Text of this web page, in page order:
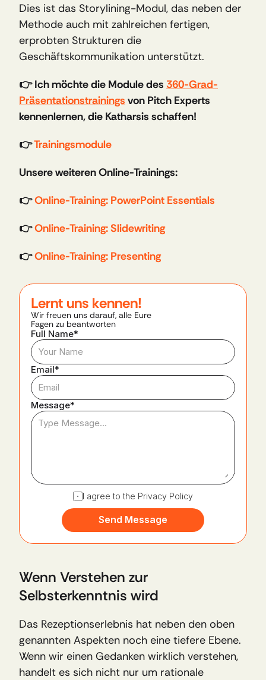
Dies ist das Storylining-Modul, das neben der
Methode auch mit zahlreichen fertigen,
erprobten Strukturen die
Geschäftskommunikation unterstützt.
👉 Ich möchte die Module des 360-Grad-
Präsentationstrainings von Pitch Experts
kennenlernen, die Katharsis schaffen!
👉 Trainingsmodule
Unsere weiteren Online-Trainings:
👉 Online-Training: PowerPoint Essentials
👉 Online-Training: Slidewriting
👉 Online-Training: Presenting
Lernt uns kennen!
Wir freuen uns darauf, alle Eure
Fagen zu beantworten​
Full Name*
Email*
Message*
I agree to the Privacy Policy
Send Message
Wenn Verstehen zur
Selbsterkenntnis wird
Das Rezeptionserlebnis hat neben den oben
genannten Aspekten noch eine tiefere Ebene.
Wenn wir einen Gedanken wirklich verstehen,
handelt es sich nicht nur um rationale